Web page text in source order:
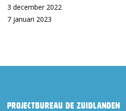
3 december 2022
7 januari 2023
Projectbureau De Zuidlanden